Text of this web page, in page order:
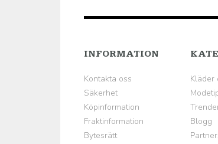
INFORMATION
Kontakta oss
Säkerhet
Köpinformation
Fraktinformation
Bytesrätt
Kläder
Blogg